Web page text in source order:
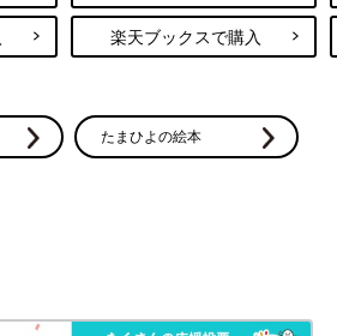
楽天ブックスで購入
たまひよの絵本